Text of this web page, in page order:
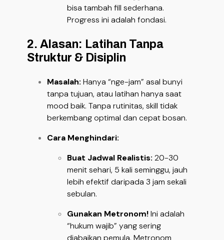
bisa tambah fill sederhana.
Progress ini adalah fondasi.
2. Alasan: Latihan Tanpa
Struktur & Disiplin
Masalah: Hanya “nge-jam” asal bunyi
tanpa tujuan, atau latihan hanya saat
mood baik. Tanpa rutinitas, skill tidak
berkembang optimal dan cepat bosan.
Cara Menghindari:
Buat Jadwal Realistis: 20-30
menit sehari, 5 kali seminggu, jauh
lebih efektif daripada 3 jam sekali
sebulan.
Gunakan Metronom!Ini adalah
“hukum wajib” yang sering
diabaikan pemula. Metronom